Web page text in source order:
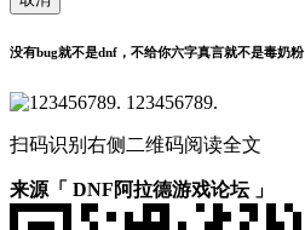
没有bug就不是dnf，不给你六字真言就不是毒奶粉
123456789.
扫码识别右侧二维码阅读全文
来源「 DNF阿拉德游戏论坛 」